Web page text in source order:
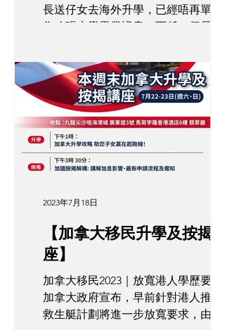
長送仔女去海外升學，已經唔再單純
為咗張大學畢業證書，而係一個長遠
證同稅制都有所調整，點樣可以送仔
去讀書之餘，又可以令資產增值？今
OPTour 就同大家拆解海外升學嘅最新
攻略！ 1. 英國：牛劍校網房產「以房
學」最穩陣 英國一向係港人升學首選
隨着倫敦同周邊地區（如 Surrey、
Reading）嘅校網房產持續升值，好多
一間房畀仔女住，其餘房間租畀同學
租金分分鐘夠抵銷仔女嘅生活費。 注
意： 2026 年英國稅制有變，特別係
Non-Dom 制度嘅取消，建議家長喺置
業前要諮詢專家，了解點樣合法地進
遺產同稅務規劃。 2. 加拿大：救生艇
【加拿大移民升學及按揭講
座】
加拿大移民2023｜放寬港人學歷要求
加拿大政府宣布，早前針對港人推出
救生艇計劃將進一步放寬要求，由今
2023年7月18日